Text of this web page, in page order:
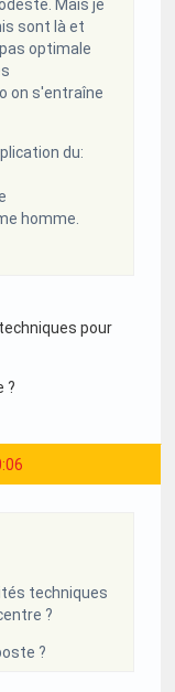
Mais je
sont là et
optimale
on s'entraîne
du:
homme.
pour
?
techniques
?
?